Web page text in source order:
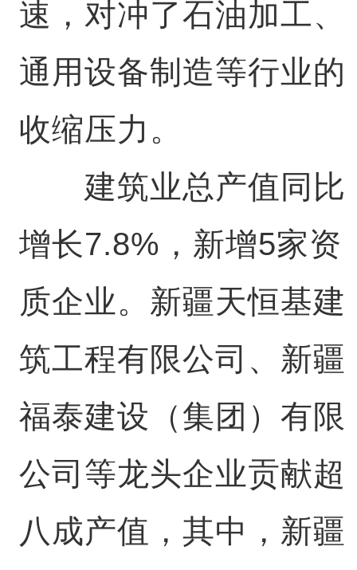
速，对冲了石油加工、
通用设备制造等行业的
收缩压力。
建筑业总产值同比
增长7.8%，新增5家资
质企业。新疆天恒基建
筑工程有限公司、新疆
福泰建设（集团）有限
公司等龙头企业贡献超
八成产值，其中，新疆